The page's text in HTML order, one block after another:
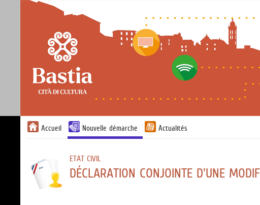
Accueil Nouvelle démarche Actualités
ETAT CIVIL
DÉCLARATION CONJOINTE D'UNE